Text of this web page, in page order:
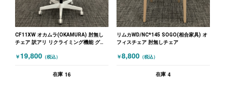
CF11XW オカムラ(OKAMURA) 肘無し
チェア 訳アリ リクライミング機能 グリ
￥ 19,800 （税込）
在庫 16
リムカWD/NC*145 SOGO(相合家具) オ
フィスチェア 肘無しチェア
￥8,800 （税込）
在庫 4